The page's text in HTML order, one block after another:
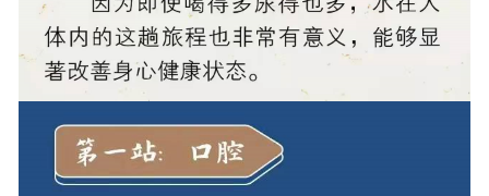
联系我们
报告查询